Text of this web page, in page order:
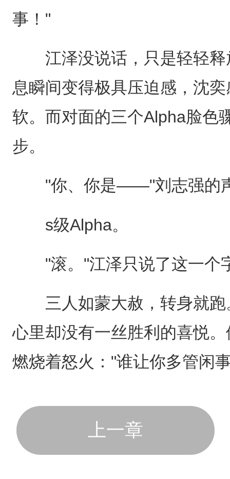
事！"
江泽没说话，只是轻轻释
息瞬间变得极具压迫感，沈
软。而对面的三个Alpha脸色
步。
"你、你是——"刘志强的声
s级Alpha。
"滚。"江泽只说了这一个
三人如蒙大赦，转身就跑
心里却没有一丝胜利的喜悦
燃烧着怒火："谁让你多管闲
上一章